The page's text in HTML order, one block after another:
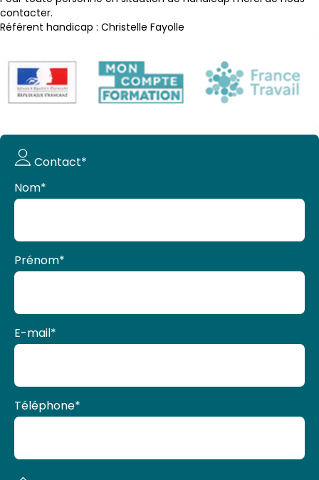
contacter.
Référent handicap : Christelle Fayolle
Demande
de devis
Contact*
Nom*
Prénom*
E-mail*
Téléphone*